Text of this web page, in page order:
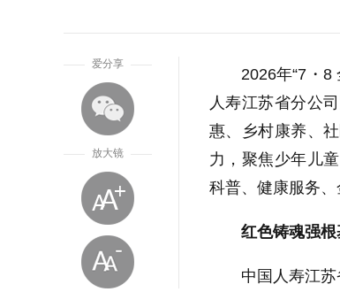
爱分享
放大镜
2026年“7・8
人寿江苏省分公
惠、乡村康养、
力，聚焦少年儿
科普、健康服务、
红色铸魂强
中国人寿江